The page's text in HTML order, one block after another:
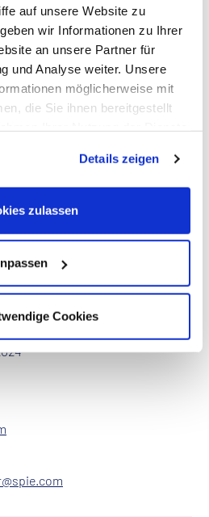
auf unsere Website zu
wir Informationen zu Ihrer
an unsere Partner für
und Analyse weiter. Unsere
möglicherweise mit
die Sie ihnen bereitgestellt
in den USA ein. Alle weiteren
finden Sie in unseren
.
Details zeigen
zulassen
Cookies